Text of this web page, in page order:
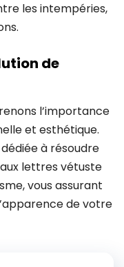
les intempéries,
de
l’importance
et esthétique.
à résoudre
lettres vétuste
vous assurant
de votre